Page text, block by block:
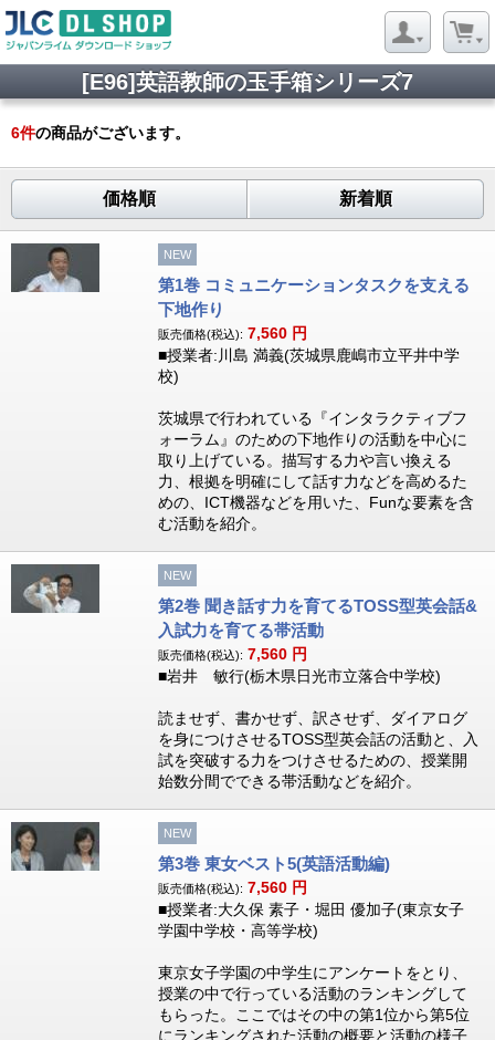
[E96]英語教師の玉手箱シリーズ7
6件の商品がございます。
価格順 新着順
NEW
第1巻 コミュニケーションタスクを支える
下地作り
販売価格(税込): 7,560 円
■授業者:川島 満義(茨城県鹿嶋市立平井中学
校)
茨城県で行われている『インタラクティブフ
ォーラム』のための下地作りの活動を中心に
取り上げている。描写する力や言い換える
力、根拠を明確にして話す力などを高めるた
めの、ICT機器などを用いた、Funな要素を含
む活動を紹介。
NEW
第2巻 聞き話す力を育てるTOSS型英会話&
入試力を育てる帯活動
販売価格(税込): 7,560 円
■岩井 敏行(栃木県日光市立落合中学校)
読ませず、書かせず、訳させず、ダイアログ
を身につけさせるTOSS型英会話の活動と、入
試を突破する力をつけさせるための、授業開
始数分間でできる帯活動などを紹介。
NEW
第3巻 東女ベスト5(英語活動編)
販売価格(税込): 7,560 円
■授業者:大久保 素子・堀田 優加子(東京女子
学園中学校・高等学校)
東京女子学園の中学生にアンケートをとり、
授業の中で行っている活動のランキングして
もらった。ここではその中の第1位から第5位
にランキングされた活動の概要と活動の様子